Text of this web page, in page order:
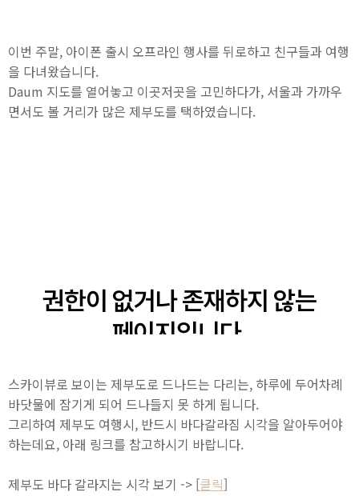
이번 주말, 아이폰 출시 오프라인 행사를 뒤로하고 친구들과 여행
을 다녀왔습니다.
Daum 지도를 열어놓고 이곳저곳을 고민하다가, 서울과 가까우
면서도 볼 거리가 많은 제부도를 택하였습니다.
스카이뷰로 보이는 제부도로 드나드는 다리는, 하루에 두어차례
바닷물에 잠기게 되어 드나들지 못 하게 됩니다.
그리하여 제부도 여행시, 반드시 바다갈라짐 시각을 알아두어야
하는데요, 아래 링크를 참고하시기 바랍니다.
제부도 바다 갈라지는 시각 보기 -> [클릭]